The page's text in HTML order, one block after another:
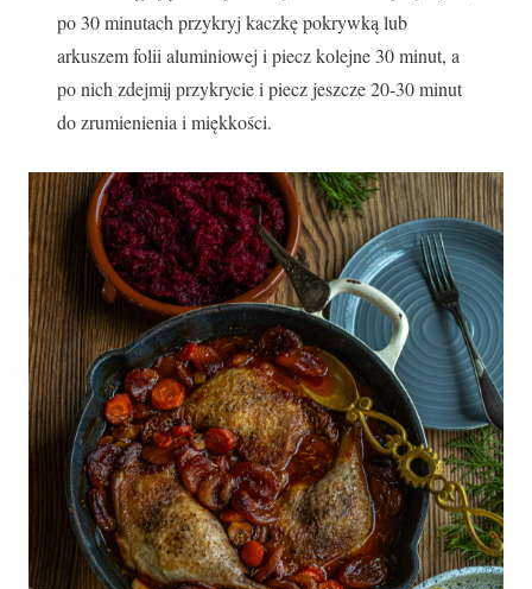
po 30 minutach przykryj kaczkę pokrywką lub
arkuszem folii aluminiowej i piecz kolejne 30 minut, a
po nich zdejmij przykrycie i piecz jeszcze 20-30 minut
do zrumienienia i miękkości.